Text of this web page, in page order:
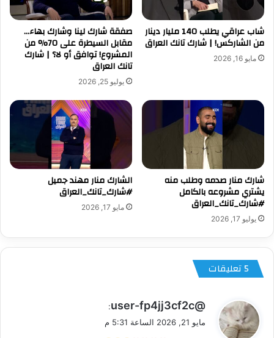
شاب عراقي يطلب 140 مليار دينار
من الشاركس! | شارك تانك العراق
مايو 16, 2026
صفقة شارك لينا وشارك بهاء…
مقابل السيطرة على 70% من
المشروع! توافق أو لا؟ | شارك
تانك العراق
يوليو 25, 2026
شارك منار صدمه وطلب منه
يشتري مشروعه بالكامل
#شارك_تانك_العراق
يوليو 17, 2026
الشارك منار مهند جميل
#شارك_تانك_العراق
مايو 17, 2026
‫5 تعليقات
ي
@user-fp4jj3cf2c
:
مايو 21, 2026 الساعة 5:31 م